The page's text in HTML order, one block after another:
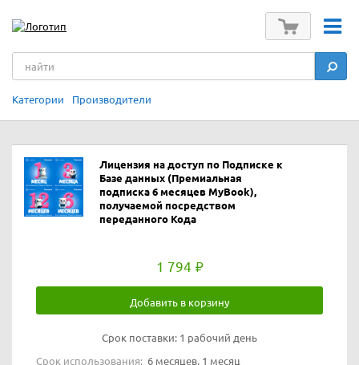
Категории Производители
Лицензия на доступ по Подписке к
Базе данных (Премиальная
подписка 6 месяцев MyBook),
получаемой посредством
переданного Кода
1 794
Добавить в корзину
Срок поставки: 1 рабочий день
Срок использования: 6 месяцев, 1 месяц